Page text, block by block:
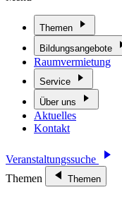
Themen
Bildungsangebote
Raumvermietung
Service
Über uns
Aktuelles
Kontakt
Veranstaltungssuche
Themen
Themen